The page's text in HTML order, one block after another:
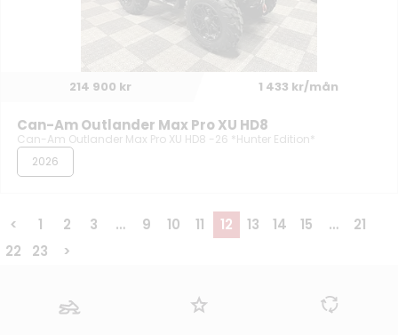
214 900 kr 1 433 kr/mån
Can-Am Outlander Max Pro XU HD8
Can-Am Outlander Max Pro XU HD8 -26 *Hunter Edition*
2026
< 1 2 3 … 9 10 11 12 13 14 15 …
21
22
23 >